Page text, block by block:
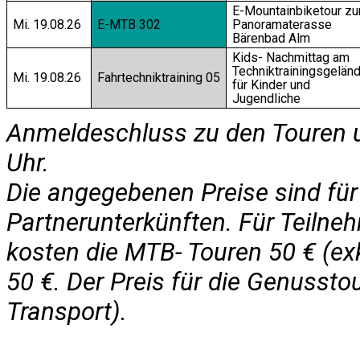
Mi. 19.08.26 E-MTB 302
E-Mountainbiketour
Panoramaterasse
Bärenbad Alm
Mi. 19.08.26 Fahrtechniktraining 05
Kids- Nachmittag am
für Kinder und
Jugendliche
Anmeldeschluss zu den Touren
Uhr.
Die angegebenen Preise sind
Partnerunterkünften. Für
kosten die MTB- Touren 50 €
50 €. Der Preis für die
Transport).